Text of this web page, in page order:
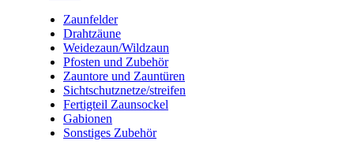
Zaunfelder
Drahtzäune
Weidezaun/Wildzaun
Pfosten und Zubehör
Zauntore und Zauntüren
Sichtschutznetze/streifen
Fertigteil Zaunsockel
Gabionen
Sonstiges Zubehör